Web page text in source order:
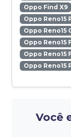
Oppo Find X9
Oppo Reno15
Oppo Reno15
Oppo Reno15
Oppo Reno15
Oppo Reno15
Você